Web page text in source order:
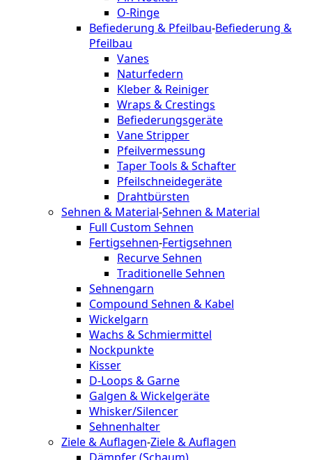
O-Ringe
Befiederung & Pfeilbau-Befiederung &
Pfeilbau
Vanes
Naturfedern
Kleber & Reiniger
Wraps & Crestings
Befiederungsgeräte
Vane Stripper
Pfeilvermessung
Taper Tools & Schafter
Pfeilschneidegeräte
Drahtbürsten
Sehnen & Material-Sehnen & Material
Full Custom Sehnen
Fertigsehnen-Fertigsehnen
Recurve Sehnen
Traditionelle Sehnen
Sehnengarn
Compound Sehnen & Kabel
Wickelgarn
Wachs & Schmiermittel
Nockpunkte
Kisser
D-Loops & Garne
Galgen & Wickelgeräte
Whisker/Silencer
Sehnenhalter
Ziele & Auflagen-Ziele & Auflagen